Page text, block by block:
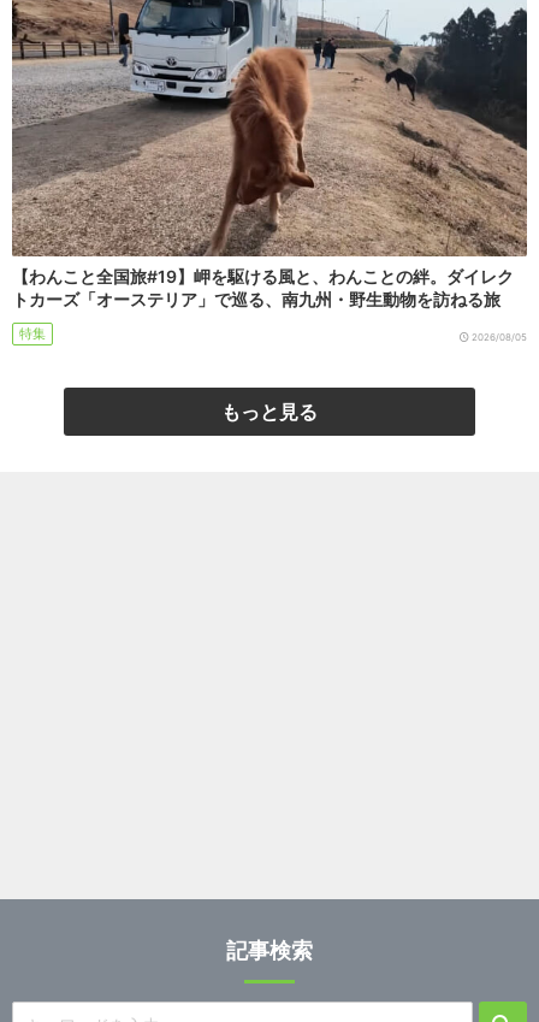
【わんこと全国旅#19】岬を駆ける風と、わんことの絆。ダイレク
トカーズ「オーステリア」で巡る、南九州・野生動物を訪ねる旅
特集 2026/08/05
もっと見る
記事検索